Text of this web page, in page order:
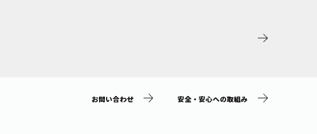
お問い合わせ 安全・安心への取組み